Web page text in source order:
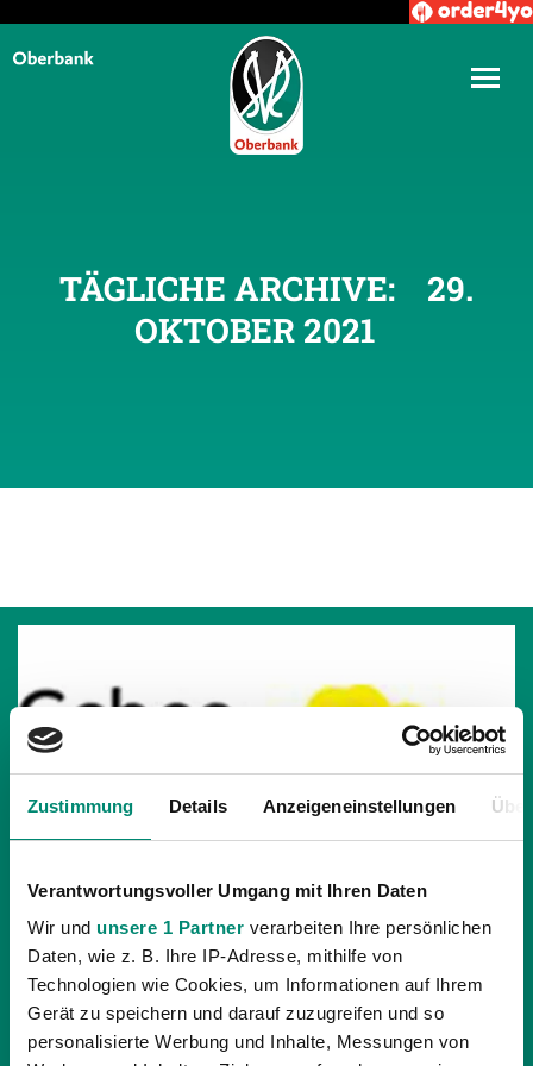
Zustimmung Details Anzeigeneinstellungen
Verantwortungsvoller Umgang mit Ihren Daten
Wir und unsere 1 Partner verarbeiten Ihre persönlichen
Daten, wie z. B. Ihre IP-Adresse, mithilfe von
Technologien wie Cookies, um Informationen auf Ihrem
Gerät zu speichern und darauf zuzugreifen und so
personalisierte Werbung und Inhalte, Messungen von
TÄGLICHE ARCHIVE:
29.
OKTOBER 2021
29.10.2021| ALLGEMEINE NEWS
SV GUNTAMATIC RIED UNTERSTÜTZT